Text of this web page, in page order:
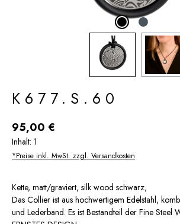
K677.S.60
Regulärer Preis:
95,00 €
Inhalt: 1
*Preise inkl. MwSt. zzgl. Versandkosten
Kette, matt/graviert, silk wood schwarz,
Das Collier ist aus hochwertigem Edelstahl,
und Lederband. Es ist Bestandteil der Fine Steel